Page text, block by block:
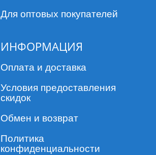
Для оптовых покупателей
ИНФОРМАЦИЯ
Оплата и доставка
Условия предоставления
скидок
Обмен и возврат
Политика
конфиденциальности